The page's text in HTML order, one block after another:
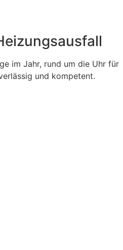
im Jahr, rund um die Uhr für
und kompetent.